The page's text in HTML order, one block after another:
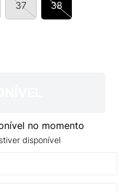
37 38
no momento
disponível